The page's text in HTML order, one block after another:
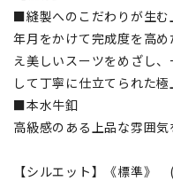
■縫製へのこだわりが生む
年月をかけて完成度を高
え美しいスーツをめざし
して丁寧に仕立てられた極
■本水牛釦
高級感のある上品な雰囲気
【シルエット】《標準》